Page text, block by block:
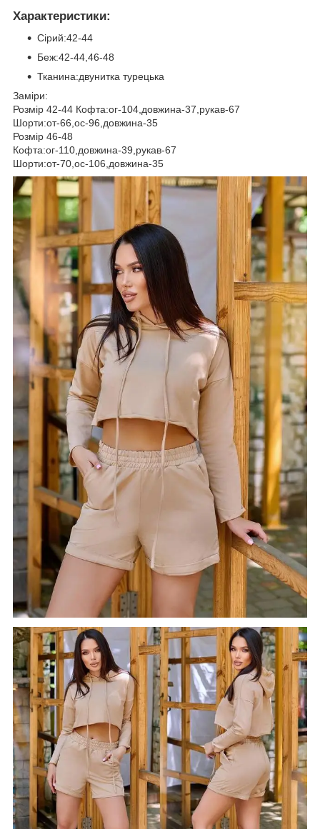
Характеристики:
Сірий:42-44
Беж:42-44,46-48
Тканина:двунитка турецька
Заміри:
Розмір 42-44 Кофта:ог-104,довжина-37,рукав-67
Шорти:от-66,ос-96,довжина-35
Розмір 46-48
Кофта:ог-110,довжина-39,рукав-67
Шорти:от-70,ос-106,довжина-35